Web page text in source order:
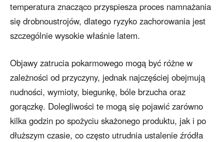
temperatura znacząco przyspiesza proces namnażania
się drobnoustrojów, dlatego ryzyko zachorowania jest
szczególnie wysokie właśnie latem.
Objawy zatrucia pokarmowego mogą być różne w
zależności od przyczyny, jednak najczęściej obejmują
nudności, wymioty, biegunkę, bóle brzucha oraz
gorączkę. Dolegliwości te mogą się pojawić zarówno
kilka godzin po spożyciu skażonego produktu, jak i po
dłuższym czasie, co często utrudnia ustalenie źródła